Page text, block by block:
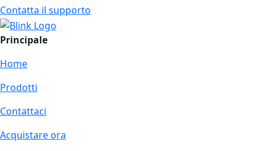
Contatta il supporto
Principale
Home
Prodotti
Contattaci
Acquistare ora